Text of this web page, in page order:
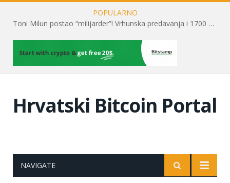
POPULARNO
Toni Milun postao “milijarder”! Vrhunska predavanja i 1700 posjetitelja obilježili su mjesec financijske pismenosti
Hrvatski Bitcoin Portal
NAVIGATE